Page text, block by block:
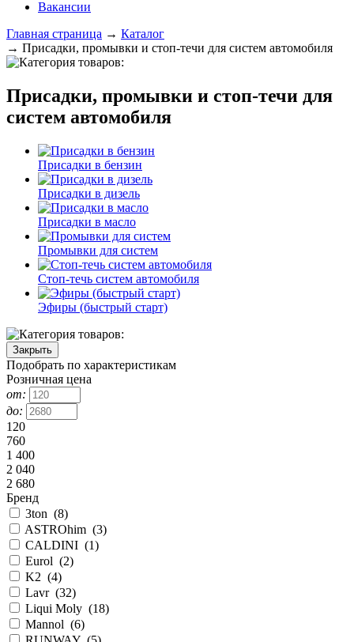
Вакансии
Главная страница → Каталог
→ Присадки, промывки и стоп-течи для систем автомобиля
Присадки, промывки и стоп-течи для
систем автомобиля
Присадки в бензин
Присадки в дизель
Присадки в масло
Промывки для систем
Стоп-течь систем автомобиля
Эфиры (быстрый старт)
Закрыть
Подобрать по характеристикам
Розничная цена
от:
до:
120
760
1 400
2 040
2 680
Бренд
3ton (8)
ASTROhim (3)
CALDINI (1)
Eurol (2)
K2 (4)
Lavr(32)
Liqui Moly (18)
Mannol (6)